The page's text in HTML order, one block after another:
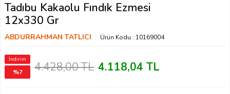
Tadıbu Kakaolu Fındık Ezmesi
12x330 Gr
ABDURRAHMAN TATLICI Ürün Kodu : 10169004
İndirim
%7 4.428,00TL 4.118,04 TL